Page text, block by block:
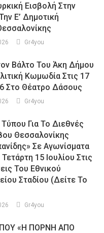
Εισβολή Στην
Ε’ Δημοτική
Gr4you
Βάλτο Του Άκη Δήμου
Κωμωδία Στις 17
Στο Θέατρο Δάσους
Gr4you
Για Το Διεθνές
Θεσσαλονίκης
Σε Αγωνίσματα
15 Ιουλίου Στις
Του Εθνικού
Σταδίου (Δείτε Το
Gr4you
«Η ΠΟΡΝΗ ΑΠΟ